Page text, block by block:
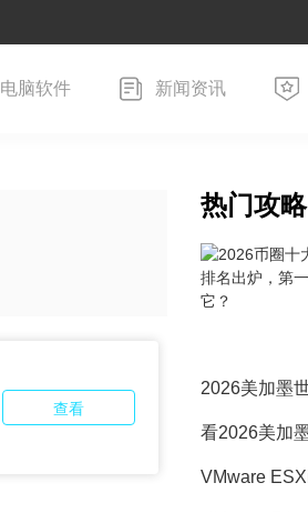
电脑软件 新闻资讯
查看
热门攻略